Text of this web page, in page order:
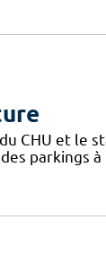
CHU et le
parkings